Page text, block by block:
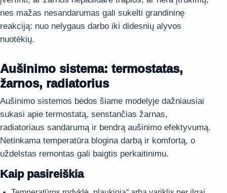
nes mažas nesandarumas gali sukelti grandininę
reakciją: nuo nelygaus darbo iki didesnių alyvos
nuotėkių.
Aušinimo sistema: termostatas,
žarnos, radiatorius
Aušinimo sistemos bėdos šiame modelyje dažniausiai
sukasi apie termostatą, senstančias žarnas,
radiatoriaus sandarumą ir bendrą aušinimo efektyvumą.
Netinkama temperatūra blogina darbą ir komfortą, o
uždelstas remontas gali baigtis perkaitinimu.
Kaip pasireiškia